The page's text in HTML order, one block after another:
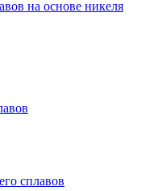
на основе никеля
сплавов